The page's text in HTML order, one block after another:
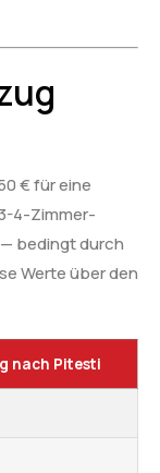
€ für eine
4-Zimmer-
bedingt durch
Werte über den
nach Pitesti